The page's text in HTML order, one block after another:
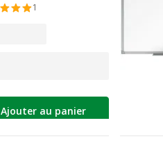
1
Ajouter au panier